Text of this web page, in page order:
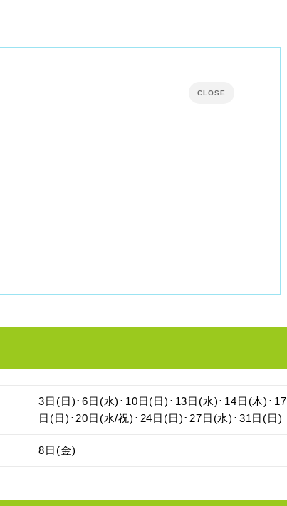
CLOSE
3日(日)･6日(水)･10日(日)･13日(水)･14日(木)･17
日(日)･20日(水/祝)･24日(日)･27日(水)･31日(日)
8日(金)